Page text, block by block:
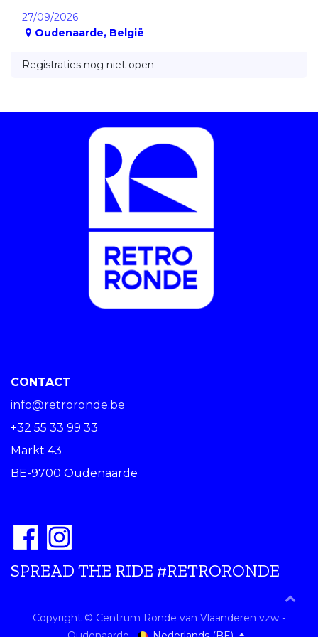
27/09/2026
Oudenaarde, België
Registraties nog niet open
CONTACT
info@retroronde.be
+32 55 33 99 33
Markt 43
BE-9700 Oudenaarde
SPREAD THE RIDE #RETRORONDE
Copyright © Centrum Ronde van Vlaanderen vzw -